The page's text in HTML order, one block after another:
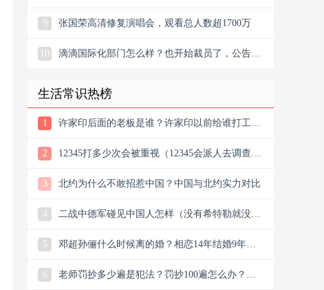
9
张国荣高清修复演唱会，观看总人数超1700万
10
滴滴国际化部门怎么样？也开始裁员了，公告宣
生活常识热榜
1
许家印后面的老板是谁？许家印以前给谁打工？
2
12345打多少次会被重视（12345会派人去调查
3
北约为什么不敢招惹中国？中国与北约实力对比
4
二战中德军碰见中国人怎样（没有希特勒就没有
5
邓超孙俪什么时候离的婚？相恋14年结婚9年说
6
老师罚抄多少遍是犯法？罚抄100遍怎么办？算